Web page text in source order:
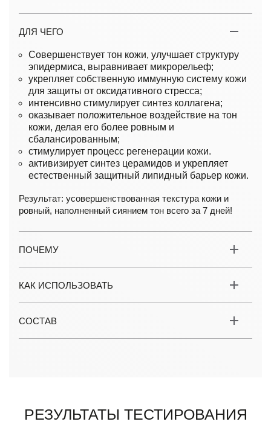
ДЛЯ ЧЕГО
Совершенствует тон кожи, улучшает структуру
эпидермиса, выравнивает микрорельеф;
укрепляет собственную иммунную систему кожи
для защиты от оксидативного стресса;
интенсивно стимулирует синтез коллагена;
оказывает положительное воздействие на тон
кожи, делая его более ровным и
сбалансированным;
стимулирует процесс регенерации кожи.
активизирует синтез церамидов и укрепляет
естественный защитный липидный барьер кожи.
Результат: усовершенствованная текстура кожи и
ровный, наполненный сиянием тон всего за 7 дней!
ПОЧЕМУ
КАК ИСПОЛЬЗОВАТЬ
СОСТАВ
Результаты тестирования